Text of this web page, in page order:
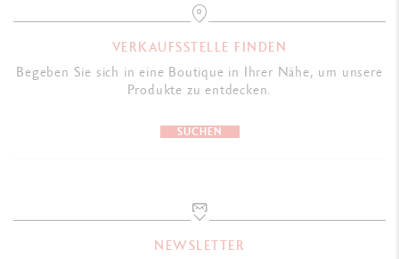
VERKAUFSSTELLE FINDEN
Begeben Sie sich in eine Boutique in Ihrer Nähe, um unsere
Produkte zu entdecken.
SUCHEN
NEWSLETTER